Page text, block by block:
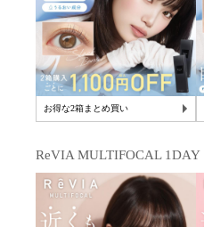
お得な2箱まとめ買い
ReVIA MULTIFOCAL 1DAY